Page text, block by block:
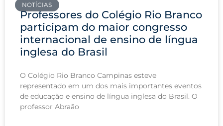
NOTÍCIAS
Professores do Colégio Rio Branco
participam do maior congresso
internacional de ensino de língua
inglesa do Brasil
O Colégio Rio Branco Campinas esteve
representado em um dos mais importantes eventos
de educação e ensino de língua inglesa do Brasil. O
professor Abraão